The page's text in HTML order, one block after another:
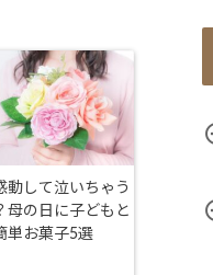
動して泣いちゃう
母の日に子どもと
単お菓子5選